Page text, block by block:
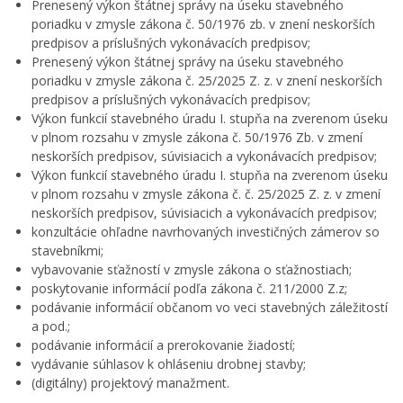
Prenesený výkon štátnej správy na úseku stavebného
poriadku v zmysle zákona č. 50/1976 zb. v znení neskorších
predpisov a príslušných vykonávacích predpisov;
Prenesený výkon štátnej správy na úseku stavebného
poriadku v zmysle zákona č. 25/2025 Z. z. v znení neskorších
predpisov a príslušných vykonávacích predpisov;
Výkon funkcií stavebného úradu I. stupňa na zverenom úseku
v plnom rozsahu v zmysle zákona č. 50/1976 Zb. v zmení
neskorších predpisov, súvisiacich a vykonávacích predpisov;
Výkon funkcií stavebného úradu I. stupňa na zverenom úseku
v plnom rozsahu v zmysle zákona č. č. 25/2025 Z. z. v zmení
neskorších predpisov, súvisiacich a vykonávacích predpisov;
konzultácie ohľadne navrhovaných investičných zámerov so
stavebníkmi;
vybavovanie sťažností v zmysle zákona o sťažnostiach;
poskytovanie informácií podľa zákona č. 211/2000 Z.z;
podávanie informácií občanom vo veci stavebných záležitostí
a pod.;
podávanie informácií a prerokovanie žiadostí;
vydávanie súhlasov k ohláseniu drobnej stavby;
(digitálny) projektový manažment.